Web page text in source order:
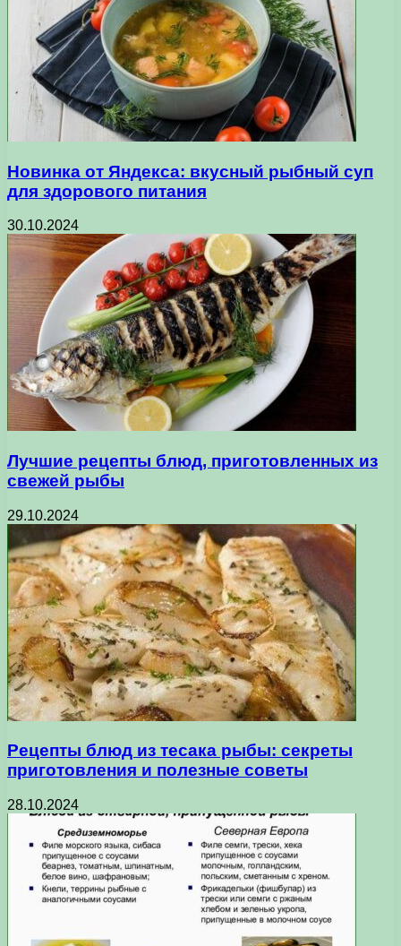
Новинка от Яндекса: вкусный рыбный суп
для здорового питания
30.10.2024
Лучшие рецепты блюд, приготовленных из
свежей рыбы
29.10.2024
Рецепты блюд из тесака рыбы: секреты
приготовления и полезные советы
28.10.2024